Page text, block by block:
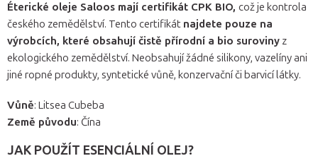
Éterické oleje Saloos mají certifikát CPK BIO, což je kontrola
českého zemědělství. Tento certifikát najdete pouze na
výrobcích, které obsahují čistě přírodní a bio suroviny z
ekologického zemědělství. Neobsahují žádné silikony, vazelíny ani
jiné ropné produkty, syntetické vůně, konzervační či barvicí látky.
Vůně: Litsea Cubeba
Země původu: Čína
JAK POUŽÍT ESENCIÁLNÍ OLEJ?